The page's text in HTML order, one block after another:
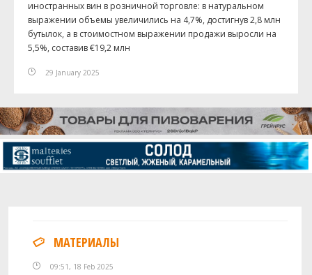
иностранных вин в розничной торговле: в натуральном
выражении объемы увеличились на 4,7%, достигнув 2,8 млн
бутылок, а в стоимостном выражении продажи выросли на
5,5%, составив €19,2 млн
29 January 2025
МАТЕРИАЛЫ
09:51, 18 Feb 2025